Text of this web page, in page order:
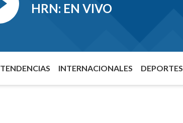
HRN: EN VIVO
TENDENCIAS INTERNACIONALES DEPORTES